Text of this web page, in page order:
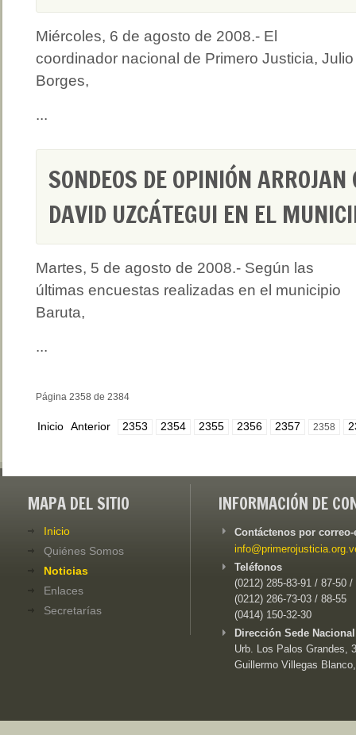
Miércoles, 6 de agosto de 2008.- El
coordinador nacional de Primero Justicia, Julio
Borges,
...
SONDEOS DE OPINIÓN
DAVID UZCÁTEGUI EN EL
Martes, 5 de agosto de 2008.- Según las
últimas encuestas realizadas en el municipio
Baruta,
...
Página 2358 de 2384
Inicio Anterior 2353 2354 2355 2356 2357 2358
MAPA DEL SITIO
Inicio
Quiénes Somos
Noticias
Enlaces
Secretarías
INFORMACIÓN DE
Contáctenos por
Teléfonos
(0212) 285-83-91 / 87-50 /
(0212) 286-73-03 / 88-55
(0414) 150-32-30
Dirección Sede
Urb. Los Palos Grandes,
Guillermo Villegas